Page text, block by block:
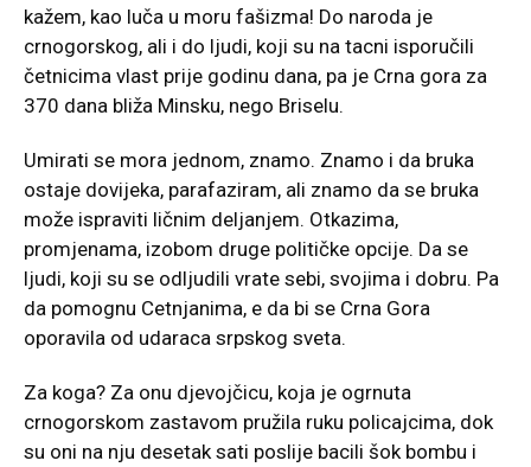
kažem, kao luča u moru fašizma! Do naroda je
crnogorskog, ali i do ljudi, koji su na tacni isporučili
četnicima vlast prije godinu dana, pa je Crna gora za
370 dana bliža Minsku, nego Briselu.
Umirati se mora jednom, znamo. Znamo i da bruka
ostaje dovijeka, parafaziram, ali znamo da se bruka
može ispraviti ličnim deljanjem. Otkazima,
promjenama, izobom druge političke opcije. Da se
ljudi, koji su se odljudili vrate sebi, svojima i dobru. Pa
da pomognu Cetnjanima, e da bi se Crna Gora
oporavila od udaraca srpskog sveta.
Za koga? Za onu djevojčicu, koja je ogrnuta
crnogorskom zastavom pružila ruku policajcima, dok
su oni na nju desetak sati poslije bacili šok bombu i